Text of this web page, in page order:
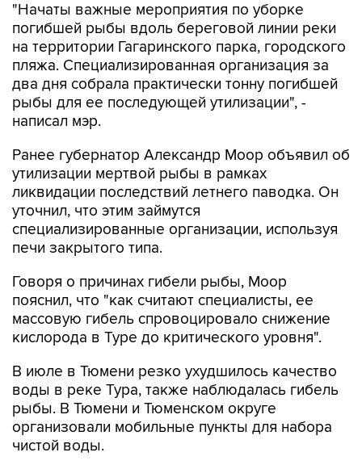
"Начаты важные мероприятия по уборке
погибшей рыбы вдоль береговой линии реки
на территории Гагаринского парка, городского
пляжа. Специализированная организация за
два дня собрала практически тонну погибшей
рыбы для ее последующей утилизации", -
написал мэр.
Ранее губернатор Александр Моор объявил об
утилизации мертвой рыбы в рамках
ликвидации последствий летнего паводка. Он
уточнил, что этим займутся
специализированные организации, используя
печи закрытого типа.
Говоря о причинах гибели рыбы, Моор
пояснил, что "как считают специалисты, ее
массовую гибель спровоцировало снижение
кислорода в Туре до критического уровня".
В июле в Тюмени резко ухудшилось качество
воды в реке Тура, также наблюдалась гибель
рыбы. В Тюмени и Тюменском округе
организовали мобильные пункты для набора
чистой воды.